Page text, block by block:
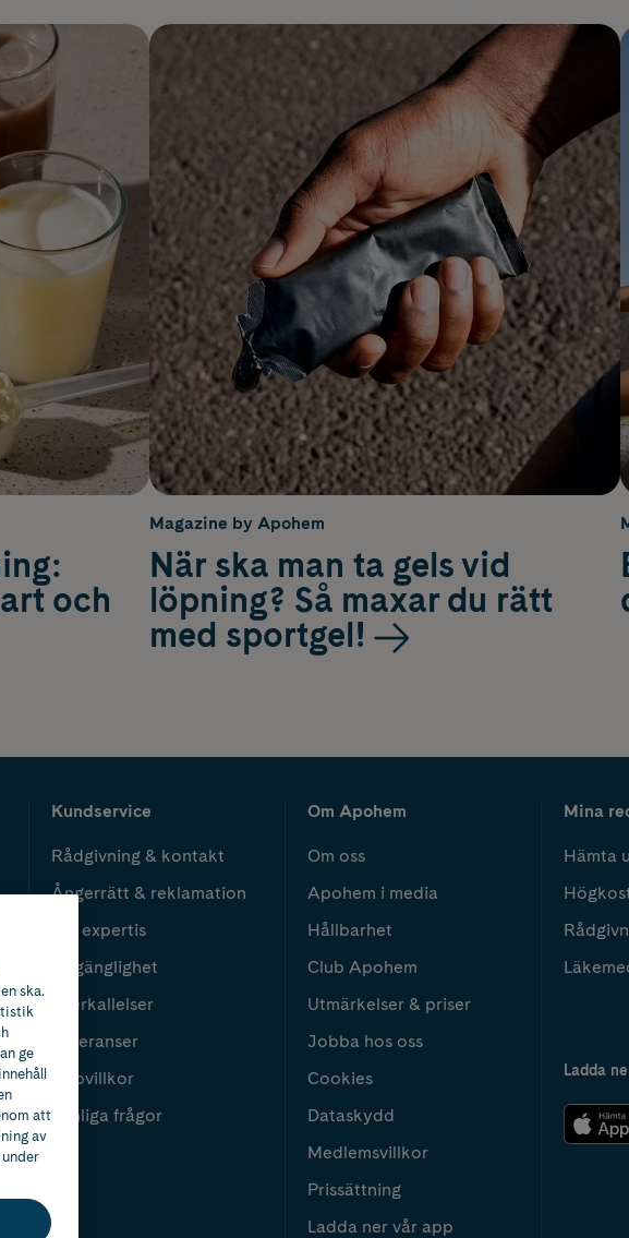
och
Magazine by Apohem
När ska man ta gels vid
löpning? Så maxar du rätt
med sportgel!
Kundservice
Rådgivning & kontakt
Ångerrätt & reklamation
Vår expertis
Tillgänglighet
Återkallelser
Leveranser
Köpvillkor
Vanliga frågor
Om Apohem
Om oss
Apohem i media
Hållbarhet
Club Apohem
Utmärkelser & priser
Jobba hos oss
Cookies
Dataskydd
Medlemsvillkor
Prissättning
Ladda ner vår app
Mina
Hämta
Ladda
ska.
ge
att
av